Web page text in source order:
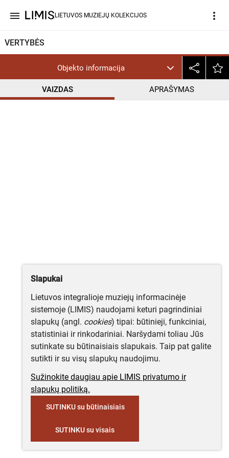
menu LIETUVOS MUZIEJŲ KOLEKCIJOS more_vert
VERTYBĖS
Objekto informacija
VAIZDAS APRAŠYMAS
InC help_outline
Slapukai
Lietuvos integralioje muziejų informacinėje
sistemoje (LIMIS) naudojami keturi pagrindiniai
slapukų (angl. cookies) tipai: būtinieji, funkciniai,
statistiniai ir rinkodariniai. Naršydami toliau Jūs
sutinkate su būtinaisiais slapukais. Taip pat galite
sutikti ir su visų slapukų naudojimu.
Sužinokite daugiau apie LIMIS privatumo ir
slapukų politiką.
SUTINKU su būtinaisiais
SUTINKU su visais